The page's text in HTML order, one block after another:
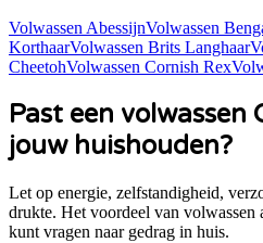
Volwassen AbessijnVolwassen
KorthaarVolwassen Brits Langhaar
CheetohVolwassen Cornish Rex
Past een volwassen
jouw huishouden?
Let op energie, zelfstandigheid,
drukte. Het voordeel van volwassen
kunt vragen naar gedrag in huis.